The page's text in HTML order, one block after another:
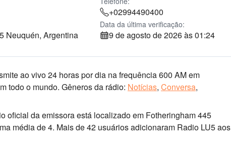
+02994490400
Neuquén, Argentina
Data da última verificação:
9 de agosto de 2026 às 01:24
ao vivo 24 horas por dia na frequência 600 AMem
todo o mundo. Gêneros da rádio: Notícias, Conversa,
oficial da emissora está localizado em Fotheringham 445
média de 4. Mais de 42 usuários adicionaram Radio LU5 aos